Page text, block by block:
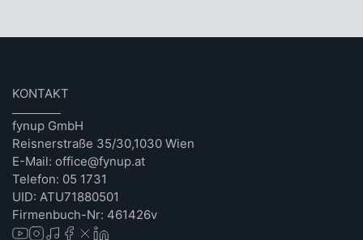
KONTAKT
fynup GmbH
Reisnerstraße 35/30,1030 Wien
E-Mail: office@fynup.at
Telefon: 05 1731
UID: ATU71880501
Firmenbuch-Nr: 461426v